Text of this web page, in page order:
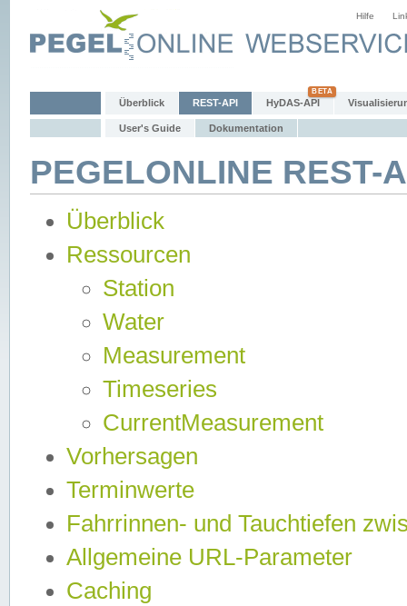
Hilfe
Überblick REST-API HyDAS-API
User's Guide Dokumentation
PEGELONLINE
Überblick
Ressourcen
Station
Water
Measurement
Timeseries
CurrentMeasurement
Vorhersagen
Terminwerte
Fahrrinnen- und Tauchtiefen
Allgemeine URL-Parameter
Caching